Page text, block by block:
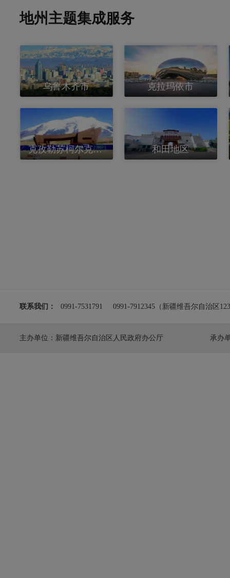
地州主题集成服务
乌鲁木齐市
乌鲁木齐市
克拉玛依市
克拉玛依市
克孜勒苏柯尔克孜自治州 和田地区
联系我们： 0991-7531791 0991-7912345（新疆维吾尔自治区
主办单位：新疆维吾尔自治区人民政府办公厅 承办